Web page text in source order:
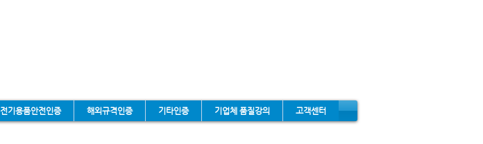
전기용품안전인증 해외규격인증 기타인증 기업체 품질강의 고객센터